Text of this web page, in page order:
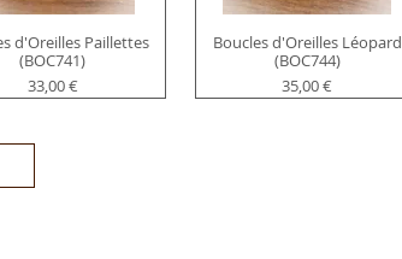
d'Oreilles Paillettes
(BOC741)
Prix
33,00 €
Boucles d'Oreilles Léopard
(BOC744)
Prix
35,00 €